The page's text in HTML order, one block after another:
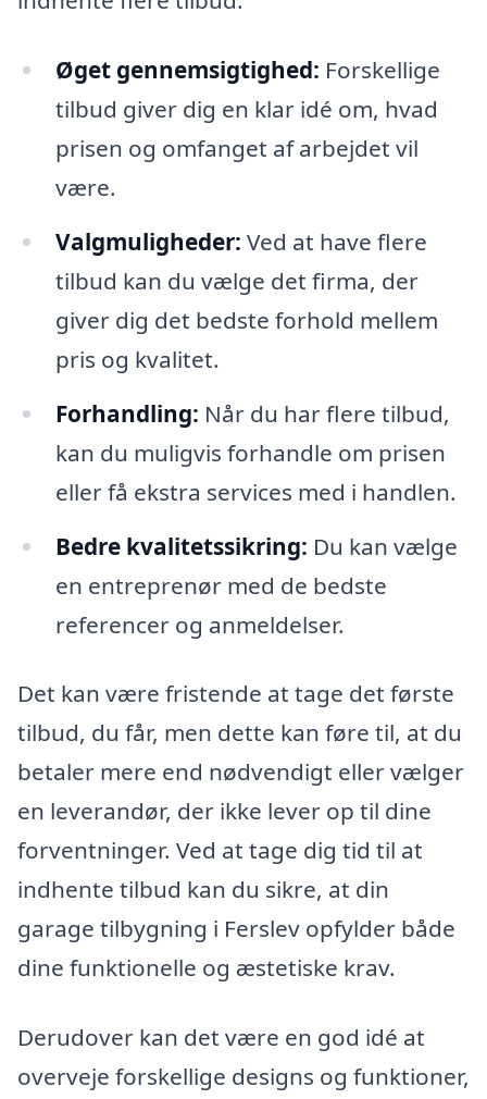
Øget gennemsigtighed: Forskellige
tilbud giver dig en klar idé om, hvad
prisen og omfanget af arbejdet vil
være.
Valgmuligheder: Ved at have flere
tilbud kan du vælge det firma, der
giver dig det bedste forhold mellem
pris og kvalitet.
Forhandling: Når du har flere tilbud,
kan du muligvis forhandle om prisen
eller få ekstra services med i handlen.
Bedre kvalitetssikring: Du kan vælge
en entreprenør med de bedste
referencer og anmeldelser.
Det kan være fristende at tage det første
tilbud, du får, men dette kan føre til, at du
betaler mere end nødvendigt eller vælger
en leverandør, der ikke lever op til dine
forventninger. Ved at tage dig tid til at
indhente tilbud kan du sikre, at din
garage tilbygning i Ferslev opfylder både
dine funktionelle og æstetiske krav.
Derudover kan det være en god idé at
overveje forskellige designs og funktioner,